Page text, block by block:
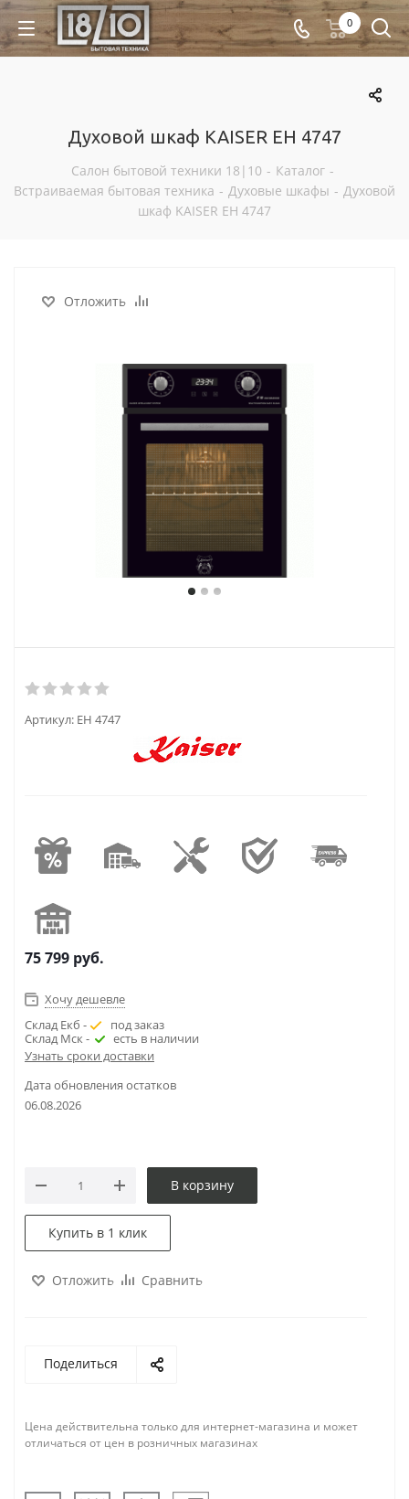
0
Духовой шкаф KAISER EH 4747
Салон бытовой техники 18|10 - Каталог -
Встраиваемая бытовая техника - Духовые шкафы - Духовой
шкаф KAISER EH 4747
Отложить
Артикул: EH 4747
75 799 руб.
Хочу дешевле
Склад Екб -
под заказ
Склад Мск -
есть в наличии
Узнать сроки доставки
Дата обновления остатков
06.08.2026
В корзину
Купить в 1 клик
Отложить Сравнить
Поделиться
Цена действительна только для интернет-магазина и может
отличаться от цен в розничных магазинах